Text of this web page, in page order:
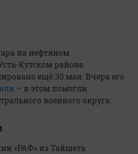
на нефтяном
Кутском районе.
ещё 30 мая. Вчера его
– в этом помогли
военного округа.
«РАФ» из Тайшета